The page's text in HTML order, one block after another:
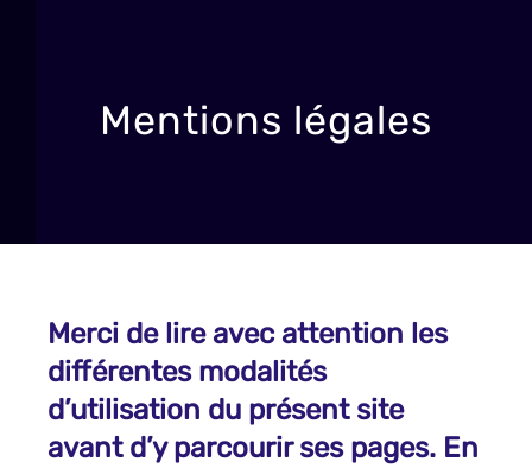
Mentions légales
Merci de lire avec attention les
différentes modalités
d’utilisation du présent site
avant d’y parcourir ses pages. En